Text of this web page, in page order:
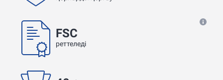
FSC
реттеледі